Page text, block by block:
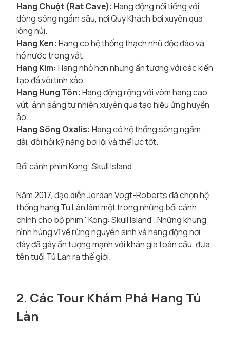
Hang Chuột (Rat Cave): Hang động nổi tiếng với
dòng sông ngầm sâu, nơi Quý Khách bơi xuyên qua
lòng núi.
Hang Ken: Hang có hệ thống thạch nhũ độc đáo và
hồ nước trong vắt.
Hang Kim: Hang nhỏ hơn nhưng ấn tượng với các kiến
tạo đá vôi tinh xảo.
Hang Hung Tôn: Hang động rộng với vòm hang cao
vút, ánh sáng tự nhiên xuyên qua tạo hiệu ứng huyền
ảo.
Hang Sông Oxalis: Hang có hệ thống sông ngầm
dài, đòi hỏi kỹ năng bơi lội và thể lực tốt.
Bối cảnh phim Kong: Skull Island
Năm 2017, đạo diễn Jordan Vogt-Roberts đã chọn hệ
thống hang Tú Làn làm một trong những bối cảnh
chính cho bộ phim "Kong: Skull Island". Những khung
hình hùng vĩ về rừng nguyên sinh và hang động nơi
đây đã gây ấn tượng mạnh với khán giả toàn cầu, đưa
tên tuổi Tú Làn ra thế giới.
2. Các Tour Khám Phá Hang Tú
Làn